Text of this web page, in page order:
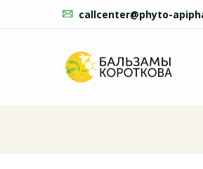
callcenter@phyto-